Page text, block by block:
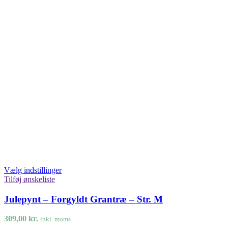
Vælg indstillinger
Tilføj ønskeliste
Julepynt – Forgyldt Grantræ – Str. M
309,00 kr. inkl. moms